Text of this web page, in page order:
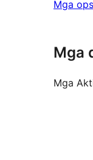
Mga
Mga
Mga